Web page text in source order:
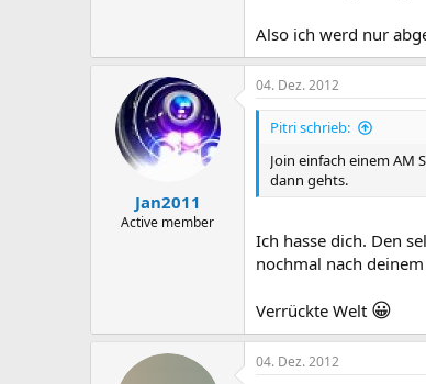
Also ich werd nur
Jan2011
Active member
04. Dez. 2012
Pitri schrieb:
Join einfach einem AM
dann gehts.
Ich hasse dich. Den
nochmal nach
Verrückte Welt 😀
04. Dez. 2012